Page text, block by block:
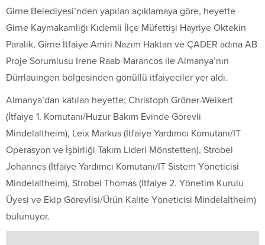
Girne Belediyesi’nden yapılan açıklamaya göre, heyette
Girne Kaymakamlığı Kıdemli İlçe Müfettişi Hayriye Oktekin
Paralik, Girne İtfaiye Amiri Nazım Haktan ve ÇADER adına AB
Proje Sorumlusu Irene Raab-Marancos ile Almanya’nın
Dürrlauingen bölgesinden gönüllü itfaiyeciler yer aldı.
Almanya’dan katılan heyette; Christoph Gröner-Weikert
(İtfaiye 1. Komutanı/Huzur Bakım Evinde Görevli
Mindelaltheim), Leix Markus (İtfaiye Yardımcı Komutanı/IT
Operasyon ve İşbirliği Takım Lideri Mönstetten), Strobel
Johannes (İtfaiye Yardımcı Komutanı/IT Sistem Yöneticisi
Mindelaltheim), Strobel Thomas (İtfaiye 2. Yönetim Kurulu
Üyesi ve Ekip Görevlisi/Ürün Kalite Yöneticisi Mindelaltheim)
bulunuyor.